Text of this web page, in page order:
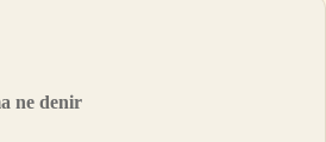
ne denir